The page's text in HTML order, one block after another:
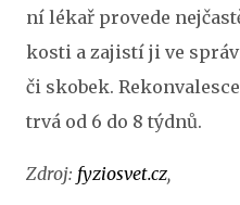
ní lékař provede
kosti a zajistí ji ve
či skobek.
trvá od 6 do 8 týdnů.
Zdroj: fyziosvet.cz,